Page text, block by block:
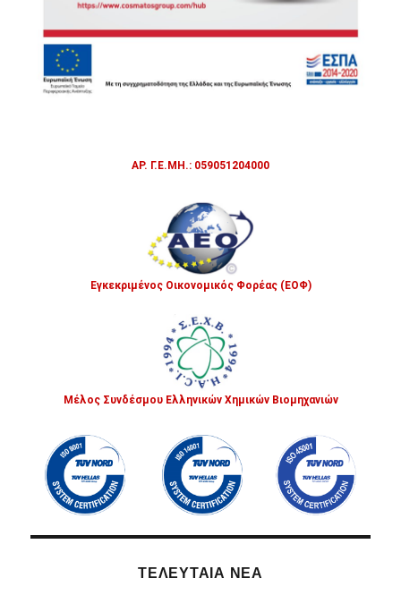
ΑΡ. Γ.Ε.ΜΗ.: 059051204000
Εγκεκριμένος Οικονομικός Φορέας (ΕΟΦ)
Μέλος Συνδέσμου Ελληνικών Χημικών Βιομηχανιών
ΤΕΛΕΥΤΑΙΑ ΝΕΑ